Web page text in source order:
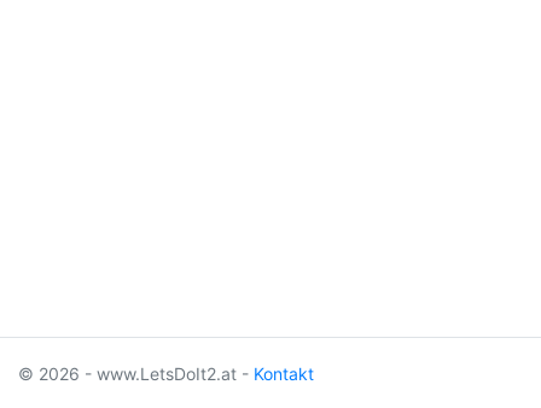
© 2026 - www.LetsDoIt2.at - Kontakt